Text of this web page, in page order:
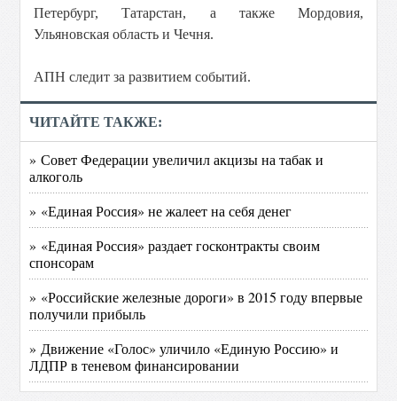
Петербург, Татарстан, а также Мордовия,
Ульяновская область и Чечня.
АПН следит за развитием событий.
ЧИТАЙТЕ ТАКЖЕ:
» Совет Федерации увеличил акцизы на табак и
алкоголь
» «Единая Россия» не жалеет на себя денег
» «Единая Россия» раздает госконтракты своим
спонсорам
» «Российские железные дороги» в 2015 году впервые
получили прибыль
» Движение «Голос» уличило «Единую Россию» и
ЛДПР в теневом финансировании